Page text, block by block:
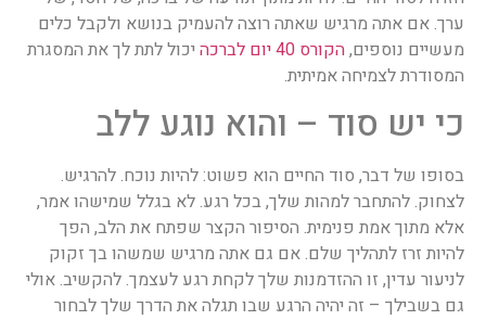
ערך. אם אתה מרגיש שאתה רוצה להעמיק בנושא ולקבל כלים
מעשיים נוספים,הקורס 40 יום לברכה
יכול לתת לך את המסגרת
המסודרת לצמיחה אמיתית.
כי יש סוד – והוא נוגע ללב
בסופו של דבר, סוד החיים הוא פשוט: להיות נוכח. להרגיש.
לצחוק. להתחבר למהות שלך, בכל רגע. לא בגלל שמישהו אמר,
אלא מתוך אמת פנימית. הסיפור הקצר שפתח את הלב, הפך
להיות זרז לתהליך שלם. אם גם אתה מרגיש שמשהו בך זקוק
לניעור עדין, זו ההזדמנות שלך לקחת רגע לעצמך. להקשיב. אולי
גם בשבילך – זה יהיה הרגע שבו תגלה את הדרך שלך לבחור